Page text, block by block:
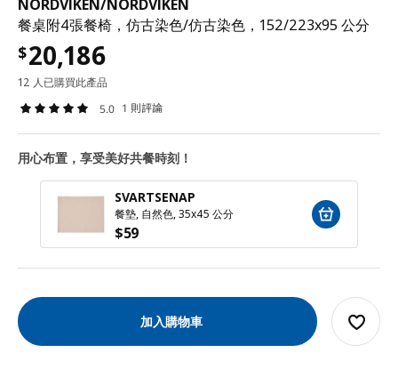
NORDVIKEN/NORDVIKEN
餐桌附4張餐椅，仿古染色/仿古染色，152/223x95 公分
$20,186
12 人已購買此產品
5.0 1 則評論
用心布置，享受美好共餐時刻！
SVARTSENAP
餐墊, 自然色, 35x45 公分
$59
加入購物車